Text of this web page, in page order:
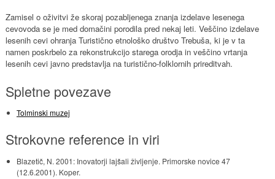
Zamisel o oživitvi že skoraj pozabljenega znanja izdelave lesenega
cevovoda se je med domačini porodila pred nekaj leti. Veščino izdelave
lesenih cevi ohranja Turistično etnološko društvo Trebuša, ki je v ta
namen poskrbelo za rekonstrukcijo starega orodja in veščino vrtanja
lesenih cevi javno predstavlja na turistično-folklornih prireditvah.
Spletne povezave
Tolminski muzej
Strokovne reference in viri
Blazetič, N. 2001: Inovatorji lajšali življenje. Primorske novice 47
(12.6.2001). Koper.